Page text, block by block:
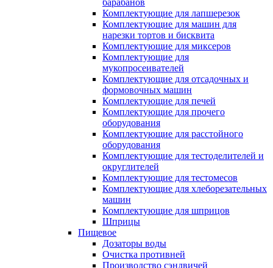
барабанов
Комплектующие для лапшерезок
Комплектующие для машин для
нарезки тортов и бисквита
Комплектующие для миксеров
Комплектующие для
мукопросеивателей
Комплектующие для отсадочных и
формовочных машин
Комплектующие для печей
Комплектующие для прочего
оборудования
Комплектующие для расстойного
оборудования
Комплектующие для тестоделителей и
округлителей
Комплектующие для тестомесов
Комплектующие для хлеборезательных
машин
Комплектующие для шприцов
Шприцы
Пищевое
Дозаторы воды
Очистка противней
Производство сэндвичей